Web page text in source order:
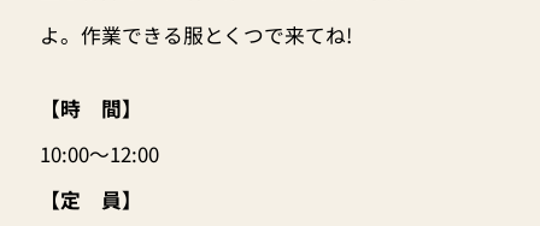
よ。作業できる服とくつで来てね!
【時 間】
10:00〜12:00
【定 員】